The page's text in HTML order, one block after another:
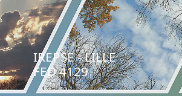
IREPSE - LILLE
FED 4129